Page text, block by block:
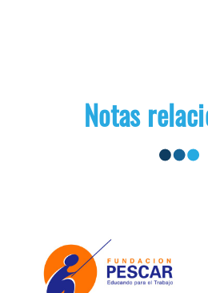
Notas